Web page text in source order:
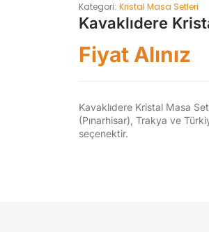
Kategori: Kristal Masa Setleri
Kavaklıdere
Fiyat Alınız
Kavaklıdere Kristal Masa
(Pınarhisar), Trakya ve
seçenektir.